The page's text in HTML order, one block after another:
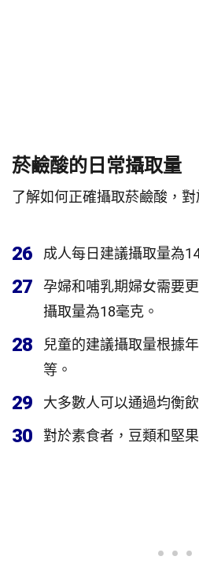
菸鹼酸的日常攝取量
了解如何正確攝取菸鹼酸，
26 成人每日建議攝取量為
27
孕婦和哺乳期婦女需要
攝取量為18毫克。
28
兒童的建議攝取量根據
等。
29 大多數人可以通過均衡
30 對於素食者，豆類和堅